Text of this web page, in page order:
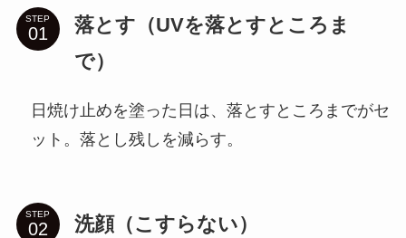
STEP
落とす（UVを落とすところま
で）
日焼け止めを塗った日は、落とすところまでがセ
ット。落とし残しを減らす。
STEP 洗顔（こすらない）